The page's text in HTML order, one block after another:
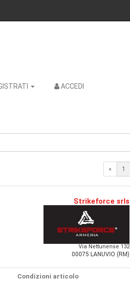
ACCEDI
« 1
Strikeforce srls
Via Nettunense 132
00075 LANUVIO (RM)
Condizioni articolo